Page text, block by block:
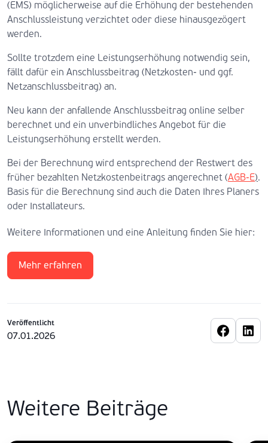
(EMS) möglicherweise auf die Erhöhung der bestehenden
Anschlussleistung verzichtet oder diese hinausgezögert
werden.
Sollte trotzdem eine Leistungserhöhung notwendig sein,
fällt dafür ein Anschlussbeitrag (Netzkosten- und ggf.
Netzanschlussbeitrag) an.
Neu kann der anfallende Anschlussbeitrag online selber
berechnet und ein unverbindliches Angebot für die
Leistungserhöhung erstellt werden.
Bei der Berechnung wird entsprechend der Restwert des
früher bezahlten Netzkostenbeitrags angerechnet (AGB-E).
Basis für die Berechnung sind auch die Daten Ihres Planers
oder Installateurs.
Weitere Informationen und eine Anleitung finden Sie hier:
Mehr erfahren
Veröffentlicht
07.01.2026
Weitere Beiträge